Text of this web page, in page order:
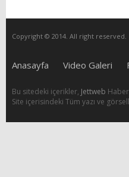
Copyright © 2014. All right reserved.
Anasayfa Video Galeri
Bu sitedeki içerikler, Jettweb Haber
Site içerisindeki Tüm yazı ve